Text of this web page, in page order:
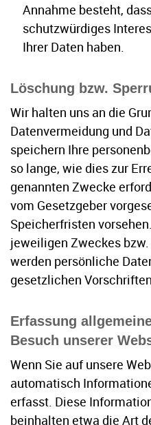
Annahme besteht,
schutzwürdiges
Ihrer Daten haben.
Löschung bzw.
Wir halten uns an die
Datenvermeidung und
speichern Ihre
so lange, wie dies zur
genannten Zwecke
vom Gesetzgeber
Speicherfristen
jeweiligen Zweckes
werden persönliche
gesetzlichen
Erfassung
Besuch unserer
Wenn Sie auf unsere
automatisch
erfasst. Diese
beinhalten etwa die Art